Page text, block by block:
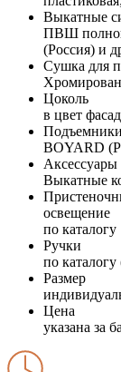
Выкатные
ПВШ
(Россия) и
Сушка для
Цоколь
в цвет
Подъемники
BOYARD
Аксессуары
Выкатные
освещение
по каталогу
Ручки
по
Размер
Цена
указана за